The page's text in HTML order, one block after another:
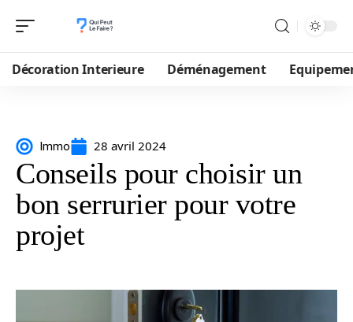
Décoration Interieure Déménagement
Immo 28 avril 2024
Conseils pour choisir un
bon serrurier pour votre
projet